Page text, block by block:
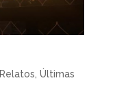
Relatos Últimas